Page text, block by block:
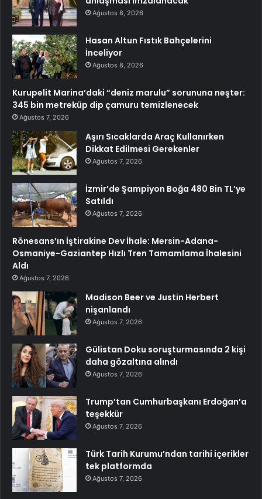
Ağustos 8, 2026
Hasan Altun Fıstık Bahçelerini
İnceliyor
Ağustos 8, 2026
Kurupelit Marina’daki “deniz marulu” sorununa neşter:
345 bin metreküp dip çamuru temizlenecek
Ağustos 7, 2026
Aşırı Sıcaklarda Araç Kullanırken
Dikkat Edilmesi Gerekenler
Ağustos 7, 2026
İzmir’de Şampiyon Boğa 480 Bin TL’ye
Satıldı
Ağustos 7, 2026
Rönesans’ın İştirakine Dev İhale: Mersin-Adana-
Osmaniye-Gaziantep Hızlı Tren Tamamlama İhalesini
Aldı
Ağustos 7, 2026
Madison Beer ve Justin Herbert
nişanlandı
Ağustos 7, 2026
Gülistan Doku soruşturmasında 2 kişi
daha gözaltına alındı
Ağustos 7, 2026
Trump’tan Cumhurbaşkanı Erdoğan’a
teşekkür
Ağustos 7, 2026
Türk Tarih Kurumu’ndan tarihi içerikler
tek platformda
Ağustos 7, 2026